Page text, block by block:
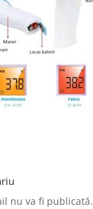
nu va fi publicată.